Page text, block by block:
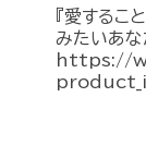
『愛するこ
みたいあな
https://